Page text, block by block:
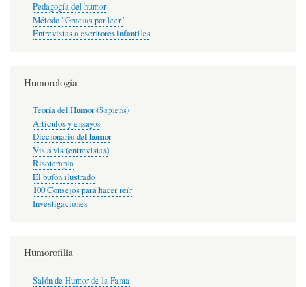
Pedagogía del humor
Método "Gracias por leer"
Entrevistas a escritores infantiles
Humorología
Teoría del Humor (Sapiens)
Artículos y ensayos
Diccionario del humor
Vis a vis (entrevistas)
Risoterapia
El bufón ilustrado
100 Consejos para hacer reír
Investigaciones
Humorofilia
Salón de Humor de la Fama